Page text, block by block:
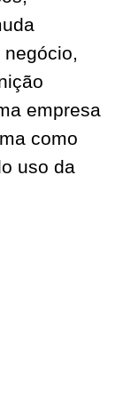
empresa
como
uso da